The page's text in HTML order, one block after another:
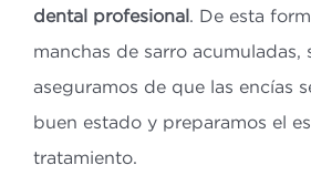
dental profesional. De esta
manchas de sarro acumuladas,
aseguramos de que las encías
buen estado y preparamos el
tratamiento.